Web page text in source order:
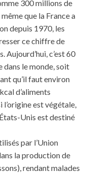
300 millions de
que la France a
depuis 1970, les
ce chiffre de
Aujourd’hui, c’est 60
dans le monde, soit
qu’il faut environ
d’aliments
l’origine est végétale,
Unis est destiné
par l’Union
la production de
rendant malades